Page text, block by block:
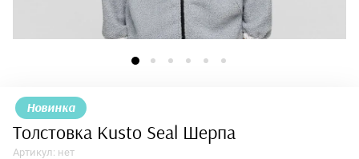
Новинка
Толстовка Kusto Seal Шерпа
Артикул: нет